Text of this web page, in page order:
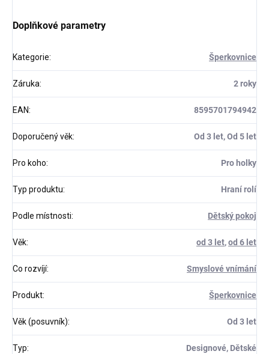
Doplňkové parametry
Kategorie: Šperkovnice
Záruka: 2 roky
EAN: 8595701794942
Doporučený věk: Od 3 let, Od 5 let
Pro koho: Pro holky
Typ produktu: Hraní rolí
Podle místnosti: Dětský pokoj
Věk: od 3 let,od 6 let
Co rozvíjí: Smyslové vnímání
Produkt: Šperkovnice
Věk (posuvník): Od 3 let
Typ: Designové, Dětské